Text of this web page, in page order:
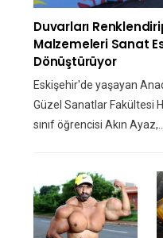
Duvarları
Malzemeleri Sanat
Dönüştürüyor
Eskişehir'de yaşayan
Güzel Sanatlar Fakültesi
sınıf öğrencisi Akın Ayaz,…